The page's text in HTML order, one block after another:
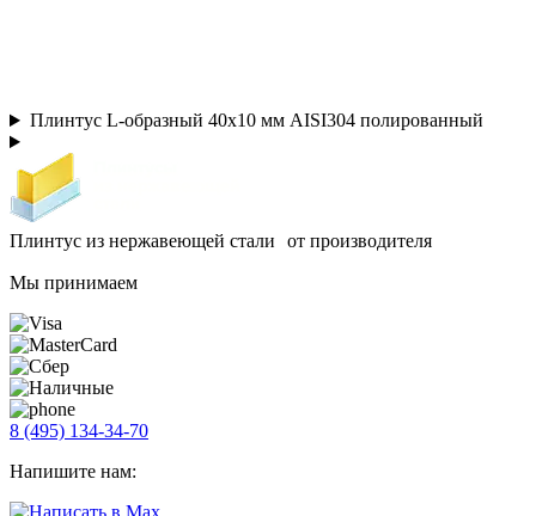
Плинтус L-образный 40х10 мм AISI304 полированный
Плинтус из нержавеющей стали от производителя
Мы принимаем
8 (495) 134-34-70
Напишите нам: